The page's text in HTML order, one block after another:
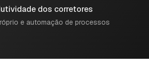
dos corretores
e automação de processos